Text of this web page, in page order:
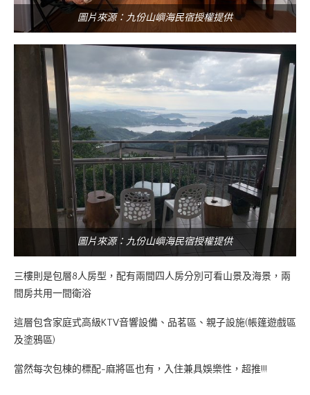
圖片來源：九份山嶼海民宿授權提供
圖片來源：九份山嶼海民宿授權提供
三樓則是包層8人房型，配有兩間四人房分別可看山景及海景，兩
間房共用一間衛浴
這層包含家庭式高級KTV音響設備、品茗區、親子設施(帳篷遊戲區
及塗鴉區)
當然每次包棟的標配-麻將區也有，入住兼具娛樂性，超推!!!